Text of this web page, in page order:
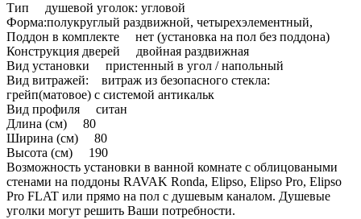
Тип душевой уголок: угловой
Форма:полукруглый раздвижной, четырехэлементный,
Поддон в комплекте нет (установка на пол без поддона)
Конструкция дверей двойная раздвижная
Вид установки пристенный в угол / напольный
Вид витражей: витраж из безопасного стекла:
грейп(матовое) с системой антикальк
Вид профиля ситан
Длина (см) 80
Ширина (см) 80
Высота (см) 190
Возможность установки в ванной комнате с облицоваными
стенами на поддоны RAVAK Ronda, Elipso, Elipso Pro, Elipso
Pro FLAT или прямо на пол с душевым каналом. Душевые
уголки могут решить Ваши потребности.